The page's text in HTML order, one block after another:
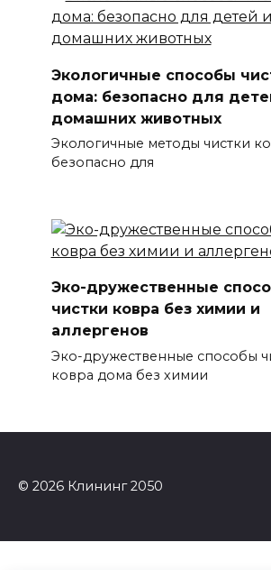
Экологичные способы
дома: безопасно для
домашних животных
Экологичные методы чистки
безопасно для
Эко-дружественные
чистки ковра без химии и
аллергенов
Эко-дружественные способы
ковра дома без химии
© 2026 Клининг 2050